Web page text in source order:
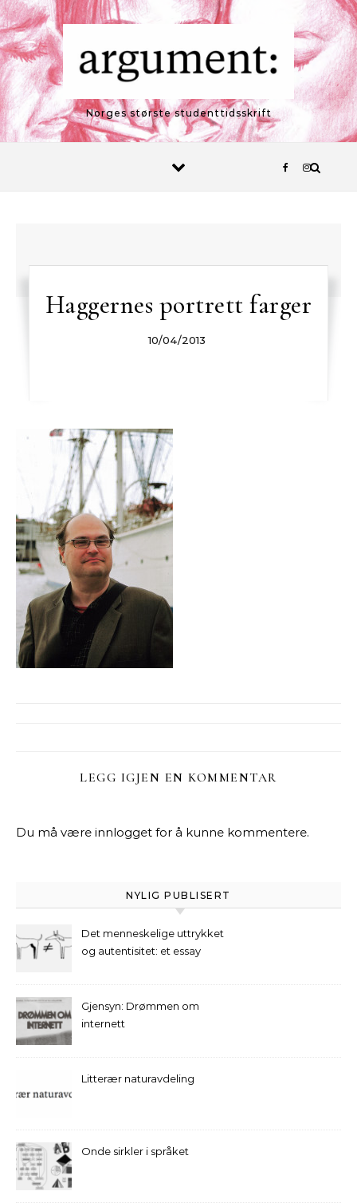
Skip to content
Norges største studenttidsskrift
Haggernes portrett farger
10/04/2013
LEGG IGJEN EN KOMMENTAR
Du må være innlogget for å kunne kommentere.
NYLIG PUBLISERT
Det menneskelige uttrykket
og autentisitet: et essay
Gjensyn: Drømmen om
internett
Litterær naturavdeling
Onde sirkler i språket